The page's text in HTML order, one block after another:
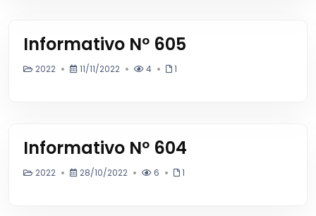
Informativo Nº 605
2022 11/11/2022 4 1
Informativo Nº 604
2022 28/10/2022 6 1